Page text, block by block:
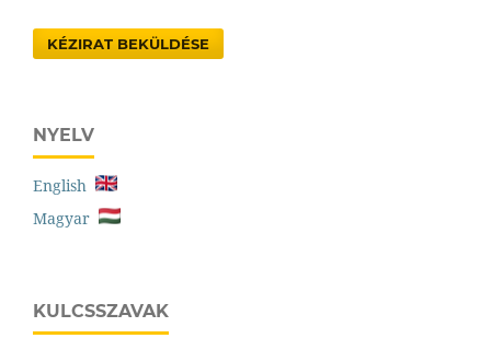
KÉZIRAT BEKÜLDÉSE
NYELV
English
Magyar
KULCSSZAVAK